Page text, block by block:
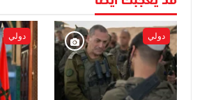
دولي دولي